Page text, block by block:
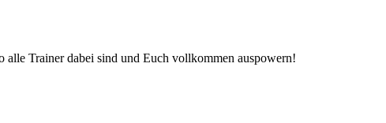
Trainer dabei sind und Euch vollkommen auspowern!